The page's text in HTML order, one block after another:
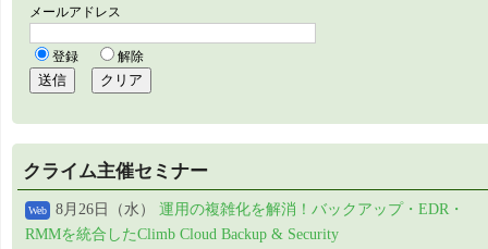
クライム主催セミナー
Web 8月26日（水） 運用の複雑化を解消！バックアップ・EDR・
RMMを統合したClimb Cloud Backup & Security